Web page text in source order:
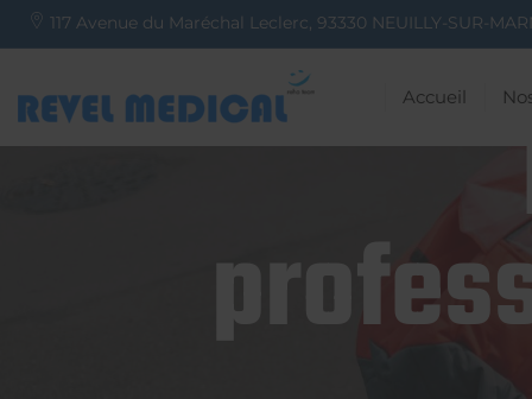
117 Avenue du Maréchal Leclerc, 93330 NEUILLY-SUR-
Accueil